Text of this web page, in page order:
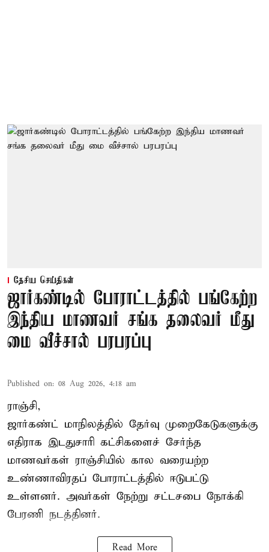
தேசிய செய்திகள்
ஜார்கண்டில் போராட்டத்தில் பங்கேற்ற
இந்திய மாணவர் சங்க தலைவர் மீது
மை வீச்சால் பரபரப்பு
Published on: 08 Aug 2026, 4:18 am
ராஞ்சி,
ஜார்கண்ட் மாநிலத்தில் தேர்வு முறைகேடுகளுக்கு
எதிராக இடதுசாரி கட்சிகளைச் சேர்ந்த
மாணவர்கள் ராஞ்சியில் கால வரையற்ற
உண்ணாவிரதப் போராட்டத்தில் ஈடுபட்டு
உள்ளனர். அவர்கள் நேற்று சட்டசபை நோக்கி
பேரணி நடத்தினர்.
Read More